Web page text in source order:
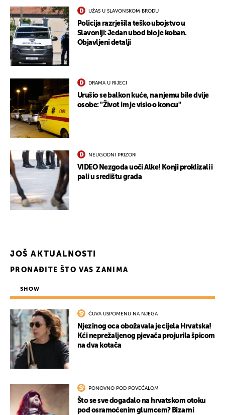
UŽAS U SLAVONSKOM BRODU
Policija razrješila teško ubojstvo u
Slavoniji: Jedan ubod bio je koban.
Objavljeni detalji
DRAMA U RIJECI
Urušio se balkon kuće, na njemu bile dvije
osobe: "Život im je visio o koncu"
NEUGODNI PRIZORI
VIDEO Nezgoda uoči Alke! Konji proklizali i
pali u središtu grada
JOŠ AKTUALNOSTI
PRONAĐITE ŠTO VAS ZANIMA
SHOW
ČUVA USPOMENU NA NJEGA
Njezinog oca obožavala je cijela Hrvatska!
Kći neprežaljenog pjevača projurila špicom
na dva kotača
PONOVNO POD POVEĆALOM
Što se sve događalo na hrvatskom otoku
pod osramoćenim glumcem? Bizarni
UKLJUČITE NOTIFIKACIJE